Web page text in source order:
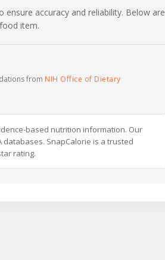
accuracy and reliability. Below are
item.
from NIH Office of Dietary
based nutrition information. Our
SnapCalorie is a trusted
rating.